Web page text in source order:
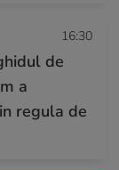
16:30
de
a
regula de